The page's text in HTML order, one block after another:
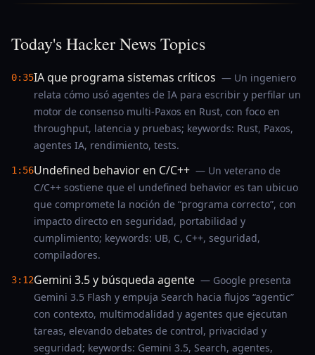
Today's Hacker News Topics
0:35IA que programa sistemas críticos — Un ingeniero
relata cómo usó agentes de IA para escribir y perfilar un
motor de consenso multi-Paxos en Rust, con foco en
throughput, latencia y pruebas; keywords: Rust, Paxos,
agentes IA, rendimiento, tests.
1:56Undefined behavior en C/C++ — Un veterano de
C/C++ sostiene que el undefined behavior es tan ubicuo
que compromete la noción de “programa correcto”, con
impacto directo en seguridad, portabilidad y
cumplimiento; keywords: UB, C, C++, seguridad,
compiladores.
3:12Gemini 3.5 y búsqueda agente — Google presenta
Gemini 3.5 Flash y empuja Search hacia flujos “agentic”
con contexto, multimodalidad y agentes que ejecutan
tareas, elevando debates de control, privacidad y
seguridad; keywords: Gemini 3.5, Search, agentes,